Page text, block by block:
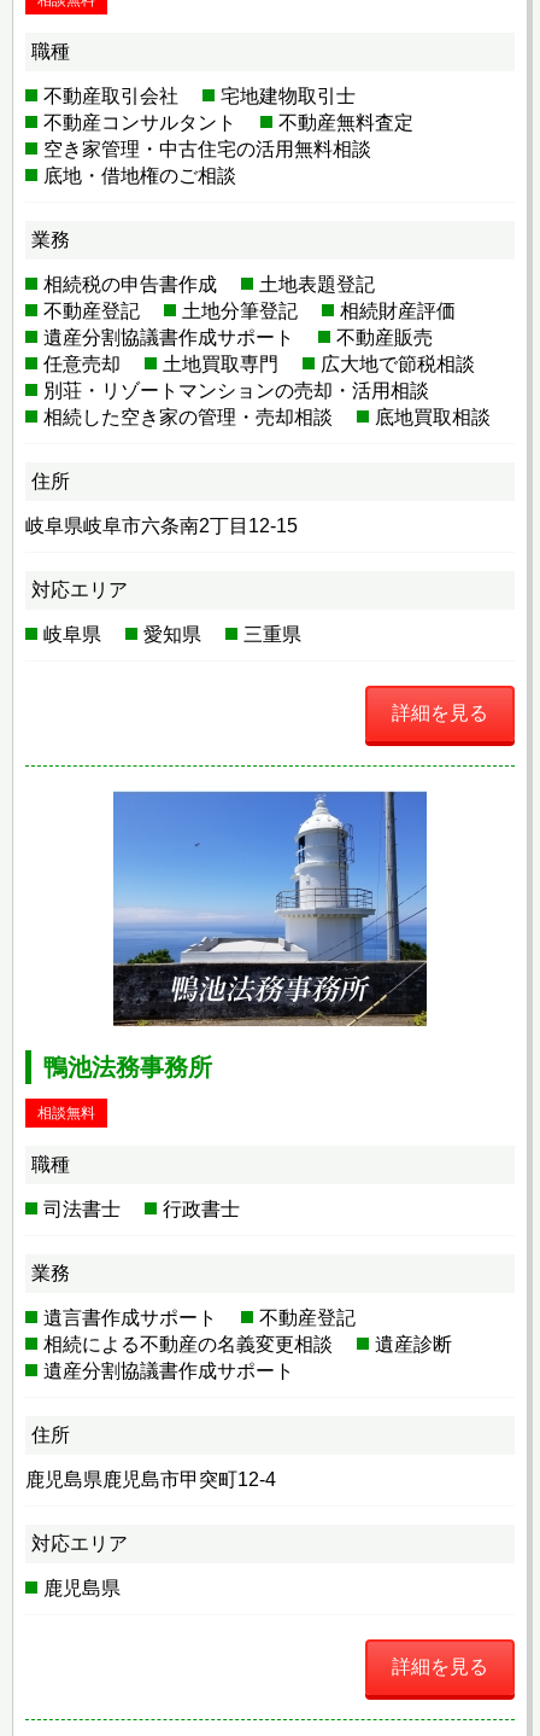
職種
不動産取引会社
宅地建物取引士
不動産コンサルタント
不動産無料査定
空き家管理・中古住宅の活用無料相談
底地・借地権のご相談
業務
相続税の申告書作成
土地表題登記
不動産登記
土地分筆登記
相続財産評価
遺産分割協議書作成サポート
不動産販売
任意売却
土地買取専門
広大地で節税相談
別荘・リゾートマンションの売却・活用相談
相続した空き家の管理・売却相談
底地買取相談
住所
岐阜県岐阜市六条南2丁目12-15
対応エリア
岐阜県 愛知県 三重県
詳細を見る
鴨池法務事務所
相談無料
職種
司法書士 行政書士
業務
遺言書作成サポート
不動産登記
相続による不動産の名義変更相談
遺産診断
遺産分割協議書作成サポート
住所
鹿児島県鹿児島市甲突町12-4
対応エリア
鹿児島県
詳細を見る